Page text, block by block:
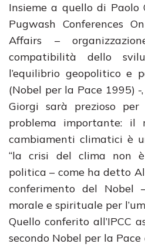
Insieme a quello di Paolo
Pugwash Conferences
Affairs –
compatibilità dello
l’equilibrio geopolitico e
(Nobel per la Pace 1995)
Giorgi sarà prezioso
problema importante: il
cambiamenti climatici è
“la crisi del clima non
politica – come ha detto
conferimento del Nobel
morale e spirituale per
Quello conferito all’IPCC
secondo Nobel per la